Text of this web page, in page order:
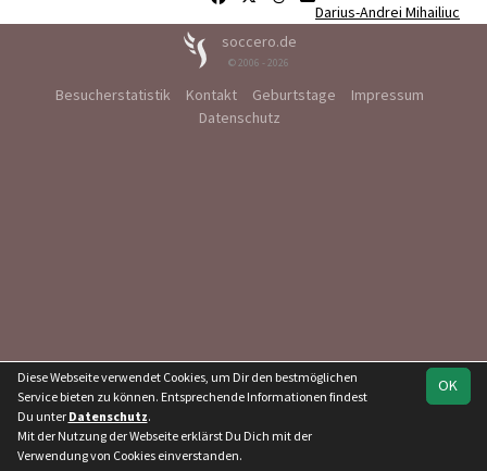
Darius-Andrei Mihailiuc
soccero.de
© 2006 - 2026
Besucherstatistik Kontakt Geburtstage
Impressum
Datenschutz
OK
Diese Webseite verwendet Cookies, um Dir den bestmöglichen
Service bieten zu können. Entsprechende Informationen findest
Du unter Datenschutz.
Mit der Nutzung der Webseite erklärst Du Dich mit der
Verwendung von Cookies einverstanden.